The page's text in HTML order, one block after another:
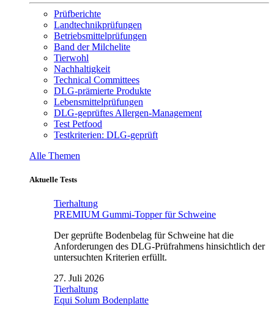
Prüfberichte
Landtechnikprüfungen
Betriebsmittelprüfungen
Band der Milchelite
Tierwohl
Nachhaltigkeit
Technical Committees
DLG-prämierte Produkte
Lebensmittelprüfungen
DLG-geprüftes Allergen-Management
Test Petfood
Testkriterien: DLG-geprüft
Alle Themen
Aktuelle Tests
Tierhaltung
PREMIUM Gummi-Topper für Schweine
Der geprüfte Bodenbelag für Schweine hat die
Anforderungen des DLG-Prüfrahmens hinsichtlich der
untersuchten Kriterien erfüllt.
27. Juli 2026
Tierhaltung
Equi Solum Bodenplatte